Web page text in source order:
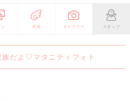
ン 衣装 ギャラリー スタッフ
だよ♡マタニティフォト